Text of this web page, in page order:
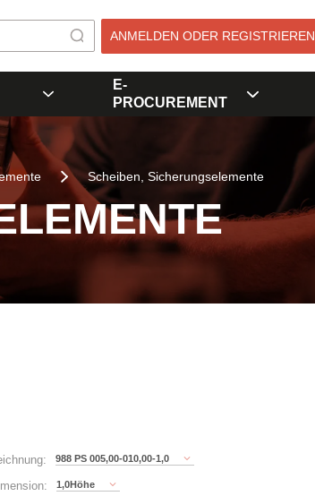
ANMELDEN ODER REGISTRIEREN
E-
PROCUREMENT
Scheiben, Sicherungselemente
988 PS 005,00-010,00-1,0
1,0Höhe